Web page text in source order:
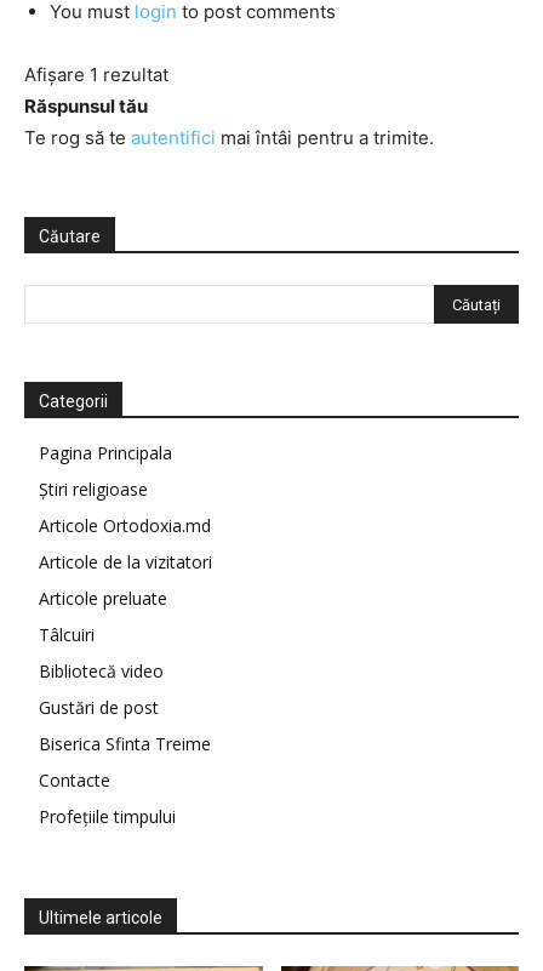
You must login to post comments
Afișare 1 rezultat
Răspunsul tău
Te rog să te autentifici mai întâi pentru a trimite.
Căutare
Categorii
Pagina Principala
Știri religioase
Articole Ortodoxia.md
Articole de la vizitatori
Articole preluate
Tâlcuiri
Bibliotecă video
Gustări de post
Biserica Sfinta Treime
Contacte
Profețiile timpului
Ultimele articole